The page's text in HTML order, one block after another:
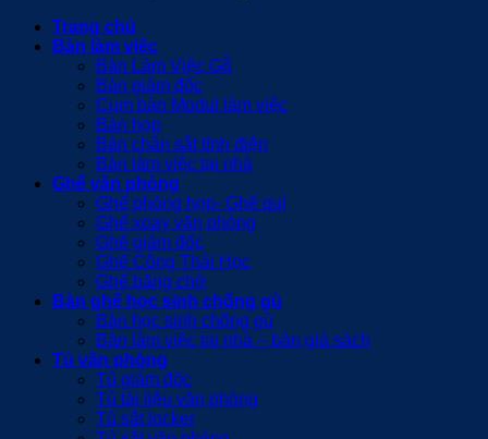
Trang chủ
Bàn làm việc
Bàn Làm Việc Gỗ
Bàn giám đốc
Cụm bàn Modul làm việc
Bàn họp
Bàn chân sắt tĩnh điện
Bàn làm việc tại nhà
Ghế văn phòng
Ghế phòng họp- Ghế quì
Ghế xoay văn phòng
Ghế giám đốc
Ghế Công Thái Học
Ghế băng chờ
Bàn ghế học sinh chống gù
Bàn học sinh chống gù
Bàn làm việc tại nhà – bàn giá sách
Tủ văn phòng
Tủ giám đốc
Tủ tài liệu văn phòng
Tủ sắt locker